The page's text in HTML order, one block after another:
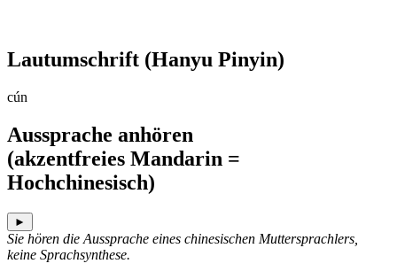
Lautumschrift (Hanyu Pinyin)
cún
Aussprache anhören
(akzentfreies Mandarin =
Hochchinesisch)
►
Sie hören die Aussprache eines chinesischen Muttersprachlers,
keine Sprachsynthese.